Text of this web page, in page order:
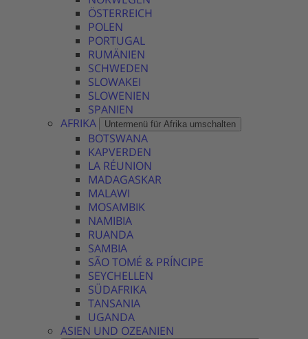
ÖSTERREICH
POLEN
PORTUGAL
RUMÄNIEN
SCHWEDEN
SLOWAKEI
SLOWENIEN
SPANIEN
AFRIKA
Untermenü für Afrika umschalten
BOTSWANA
KAPVERDEN
LA RÉUNION
MADAGASKAR
MALAWI
MOSAMBIK
NAMIBIA
RUANDA
SAMBIA
SÃO TOMÉ & PRÍNCIPE
SEYCHELLEN
SÜDAFRIKA
TANSANIA
UGANDA
ASIEN UND OZEANIEN